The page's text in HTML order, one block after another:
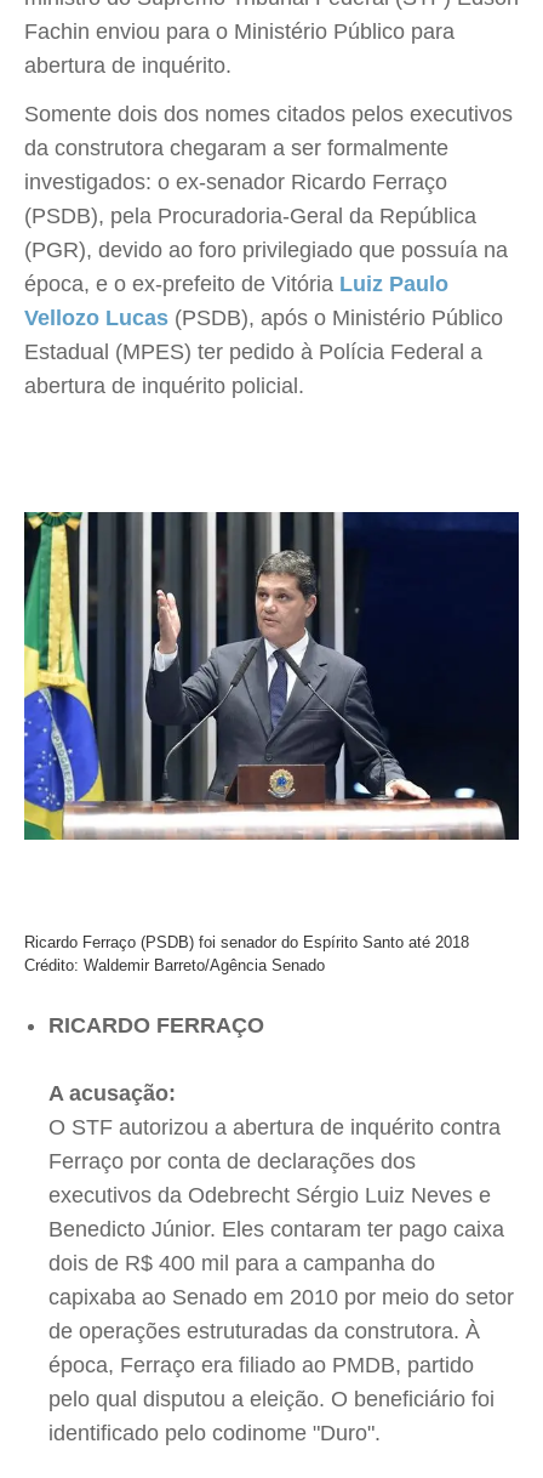
Fachin enviou para o Ministério Público para
abertura de inquérito.
Somente dois dos nomes citados pelos executivos
da construtora chegaram a ser formalmente
investigados: o ex-senador Ricardo Ferraço
(PSDB), pela Procuradoria-Geral da República
(PGR), devido ao foro privilegiado que possuía na
época, e o ex-prefeito de Vitória Luiz Paulo
Vellozo Lucas (PSDB), após o Ministério Público
Estadual (MPES) ter pedido à Polícia Federal a
abertura de inquérito policial.
Ricardo Ferraço (PSDB) foi senador do Espírito Santo até 2018
Crédito: Waldemir Barreto/Agência Senado
RICARDO FERRAÇO
A acusação:
O STF autorizou a abertura de inquérito contra
Ferraço por conta de declarações dos
executivos da Odebrecht Sérgio Luiz Neves e
Benedicto Júnior. Eles contaram ter pago caixa
dois de R$ 400 mil para a campanha do
capixaba ao Senado em 2010 por meio do setor
de operações estruturadas da construtora. À
época, Ferraço era filiado ao PMDB, partido
pelo qual disputou a eleição. O beneficiário foi
identificado pelo codinome "Duro".